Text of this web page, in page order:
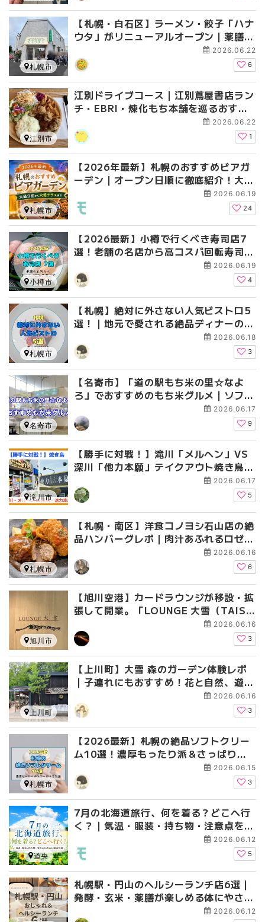
【札幌・白石区】ラーメン・餃子「ハナ
ウタ」がリニューアルオープン｜薬膳味
2026.06.22
6
札幌市
江別ドライブコース｜江別蔦屋書店ラン
チ・EBRI・煉化もち本舗を巡るおすす
2026.06.22
1
江別市
【2026年最新】札幌のおすすめビアガ
ーデン｜オープン日順に徹底紹介！大通
2026.06.19
24
札幌市
【2026最新】小樽で行くべき寿司店7
選！老舗の名店から高コスパ回転寿司ま
2026.06.19
4
小樽市
【札幌】絶対に外さない人気ビストロ5
選！｜地元で愛される絶品ディナーの名
2026.06.18
3
札幌市
【名寄市】「道の駅もち米の里☆なよ
ろ」でおすすめのもち米グルメ｜ソフト
大福ともち米すりみコロッケ
2026.06.17
9
名寄市
【勝手に対戦！】滝川「メルヘン」VS
深川「他力本願」テイクアウト焼き鳥対
2026.06.17
5
滝川市
【札幌・南区】洋食コノヨシ石山店の絶
品ハンバーグレポ｜肉汁あふれるロゼ色
の名物ハンバーグと洋食メニュー2026.06.16
6
札幌市
【旭川空港】カードラウンジが移設・拡
張して開業。「LOUNGE 大雪（TAISE
2026.06.16
3
旭川市
【上川町】大雪 森のガーデン体験レポ
｜子連れにもおすすめ！花と自然、遊び
2026.06.16
3
上川町
【2026最新】札幌の絶品ソフトクリー
ム10選！濃厚もったり派＆さっぱり牛
2026.06.15
3
札幌市
7月の北海道旅行、何を着る？どこへ行
く？｜気温・服装・持ち物・注意点を道
2026.06.12
5
道央
札幌駅・円山のヘルシーランチ店6選｜
発酵・玄米・薬膳が楽しめる体にやさし
2026.06.12